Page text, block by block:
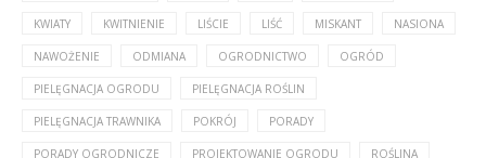
KWIATY KWITNIENIE LIŚCIE LIŚĆ MISKANT NASIONA
NAWOŻENIE ODMIANA OGRODNICTWO OGRÓD
PIELĘGNACJA OGRODU PIELĘGNACJA ROŚLIN
PIELĘGNACJA TRAWNIKA POKRÓJ PORADY
PORADY OGRODNICZE PROJEKTOWANIE OGRODU ROŚLINA